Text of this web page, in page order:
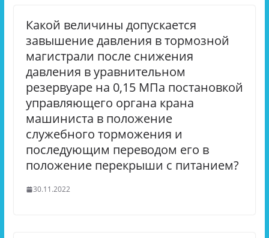
Какой величины допускается
завышение давления в тормозной
магистрали после снижения
давления в уравнительном
резервуаре на 0,15 МПа постановкой
управляющего органа крана
машиниста в положение
служебного торможения и
последующим переводом его в
положение перекрыши с питанием?
30.11.2022